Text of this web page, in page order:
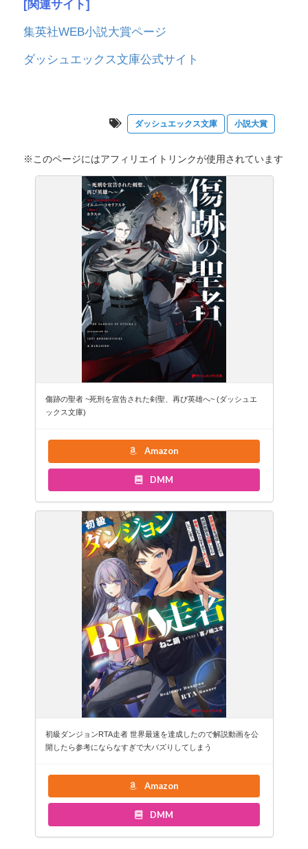
[関連サイト]
集英社WEB小説大賞ページ
ダッシュエックス文庫公式サイト
ダッシュエックス文庫 小説大賞
※このページにはアフィリエイトリンクが使用されています
傷跡の聖者 ~死刑を宣告された剣聖、再び英雄へ~ (ダッシュエ
ックス文庫)
Amazon
DMM
初級ダンジョンRTA走者 世界最速を達成したので解説動画を公
開したら参考にならなすぎで大バズりしてしまう
Amazon
DMM